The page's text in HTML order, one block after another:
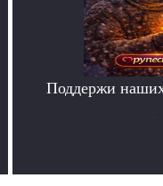
Поддержи